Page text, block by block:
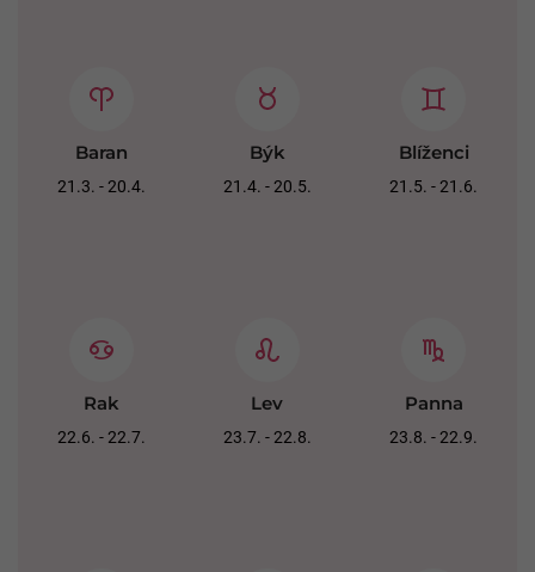
Baran
21.3. - 20.4.
Býk
21.4. - 20.5.
Blíženci
21.5. - 21.6.
Rak
22.6. - 22.7.
Lev
23.7. - 22.8.
Panna
23.8. - 22.9.